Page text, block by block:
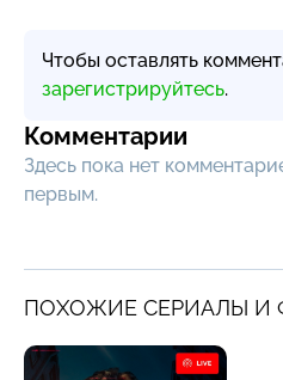
Чтобы оставлять
зарегистрируйтесь.
Комментарии
Здесь пока нет
первым.
ПОХОЖИЕ СЕРИАЛЫ И